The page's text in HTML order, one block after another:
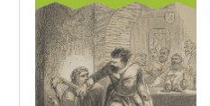
Dane fundacji i
sprawozdania finansowe
Regulamin darowizn